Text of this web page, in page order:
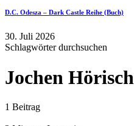
D.C. Odesza – Dark Castle Reihe (Buch)
30. Juli 2026
Schlagwörter durchsuchen
Jochen Hörisch
1 Beitrag